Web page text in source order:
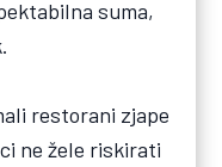
suma,
restorani zjape
ne žele riskirati